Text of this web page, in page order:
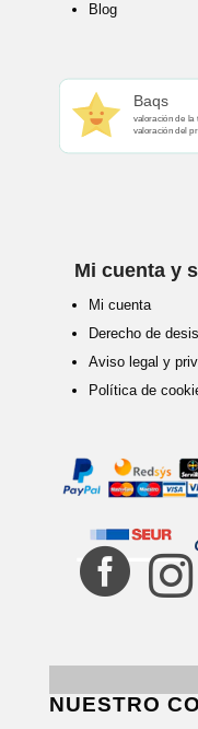
Blog
Baqs
valoración de la
valoración del
Mi cuenta y
Mi cuenta
Derecho de
Aviso legal y
Política de
 
NUESTRO